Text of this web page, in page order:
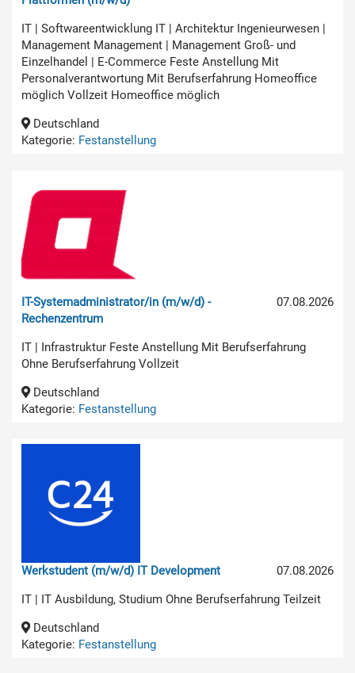
IT | Softwareentwicklung IT | Architektur Ingenieurwesen |
Management Management | Management Groß- und
Einzelhandel | E-Commerce Feste Anstellung Mit
Personalverantwortung Mit Berufserfahrung Homeoffice
möglich Vollzeit Homeoffice möglich
Deutschland
Kategorie: Festanstellung
07.08.2026
IT-Systemadministrator/in (m/w/d) -
Rechenzentrum
IT | Infrastruktur Feste Anstellung Mit Berufserfahrung
Ohne Berufserfahrung Vollzeit
Deutschland
Kategorie: Festanstellung
07.08.2026
Werkstudent (m/w/d) IT Development
IT | IT Ausbildung, Studium Ohne Berufserfahrung Teilzeit
Deutschland
Kategorie: Festanstellung